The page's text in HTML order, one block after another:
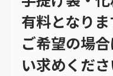
有料となりま
ご希望の場
い求めくだ